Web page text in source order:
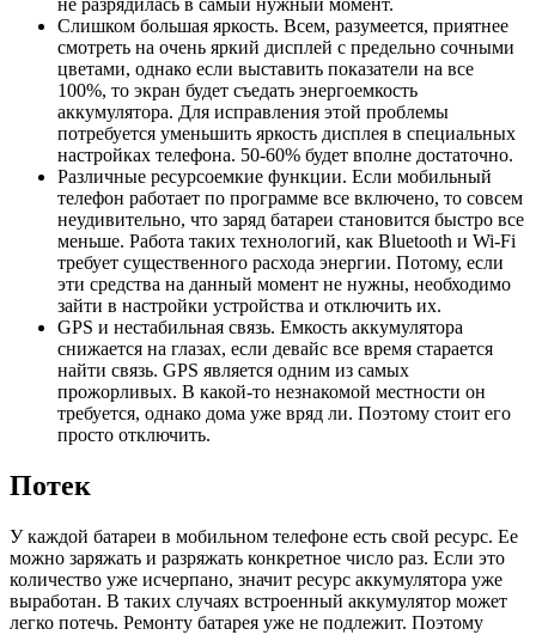
Слишком большая яркость. Всем, разумеется, приятнее
смотреть на очень яркий дисплей с предельно сочными
цветами, однако если выставить показатели на все
100%, то экран будет съедать энергоемкость
аккумулятора. Для исправления этой проблемы
потребуется уменьшить яркость дисплея в специальных
настройках телефона. 50-60% будет вполне достаточно.
Различные ресурсоемкие функции. Если мобильный
телефон работает по программе все включено, то совсем
неудивительно, что заряд батареи становится быстро все
меньше. Работа таких технологий, как Bluetooth и Wi-Fi
требует существенного расхода энергии. Потому, если
эти средства на данный момент не нужны, необходимо
зайти в настройки устройства и отключить их.
GPS и нестабильная связь. Емкость аккумулятора
снижается на глазах, если девайс все время старается
найти связь. GPS является одним из самых
прожорливых. В какой-то незнакомой местности он
требуется, однако дома уже вряд ли. Поэтому стоит его
просто отключить.
Потек
У каждой батареи в мобильном телефоне есть свой ресурс. Ее
можно заряжать и разряжать конкретное число раз. Если это
количество уже исчерпано, значит ресурс аккумулятора уже
выработан. В таких случаях встроенный аккумулятор может
легко потечь. Ремонту батарея уже не подлежит. Поэтому